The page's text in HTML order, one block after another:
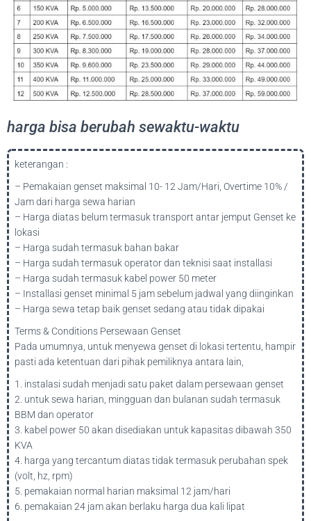
harga bisa berubah sewaktu-waktu
keterangan :
– Pemakaian genset maksimal 10- 12 Jam/Hari, Overtime 10% /
Jam dari harga sewa harian
– Harga diatas belum termasuk transport antar jemput Genset ke
lokasi
– Harga sudah termasuk bahan bakar
– Harga sudah termasuk operator dan teknisi saat installasi
– Harga sudah termasuk kabel power 50 meter
– Installasi genset minimal 5 jam sebelum jadwal yang diinginkan
– Harga sewa tetap baik genset sedang atau tidak dipakai
Terms & Conditions Persewaan Genset
Pada umumnya, untuk menyewa genset di lokasi tertentu, hampir
pasti ada ketentuan dari pihak pemiliknya antara lain,
1. instalasi sudah menjadi satu paket dalam persewaan genset
2. untuk sewa harian, mingguan dan bulanan sudah termasuk
BBM dan operator
3. kabel power 50 akan disediakan untuk kapasitas dibawah 350
KVA
4. harga yang tercantum diatas tidak termasuk perubahan spek
(volt, hz, rpm)
5. pemakaian normal harian maksimal 12 jam/hari
6. pemakaian 24 jam akan berlaku harga dua kali lipat